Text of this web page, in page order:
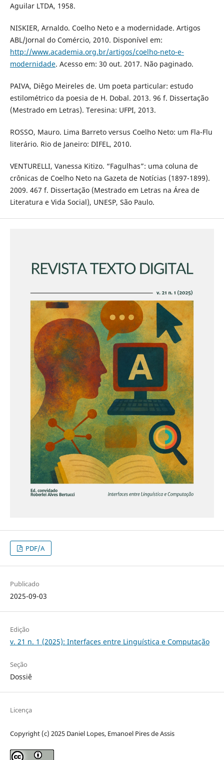
Aguilar LTDA, 1958.
NISKIER, Arnaldo. Coelho Neto e a modernidade. Artigos
ABL/Jornal do Comércio, 2010. Disponível em:
http://www.academia.org.br/artigos/coelho-neto-e-
modernidade. Acesso em: 30 out. 2017. Não paginado.
PAIVA, Diêgo Meireles de. Um poeta particular: estudo
estilométrico da poesia de H. Dobal. 2013. 96 f. Dissertação
(Mestrado em Letras). Teresina: UFPI, 2013.
ROSSO, Mauro. Lima Barreto versus Coelho Neto: um Fla-Flu
literário. Rio de Janeiro: DIFEL, 2010.
VENTURELLI, Vanessa Kitizo. “Fagulhas”: uma coluna de
crônicas de Coelho Neto na Gazeta de Notícias (1897-1899).
2009. 467 f. Dissertação (Mestrado em Letras na Área de
Literatura e Vida Social), UNESP, São Paulo.
PDF/A
Publicado
2025-09-03
Edição
v. 21 n. 1 (2025): Interfaces entre Linguística e Computação
Seção
Dossiê
Licença
Copyright (c) 2025 Daniel Lopes, Emanoel Pires de Assis